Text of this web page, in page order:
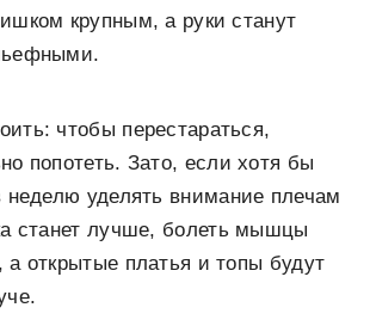
крупным, а руки станут
чтобы перестараться,
попотеть. Зато, если хотя бы
неделю уделять внимание плечам
станет лучше, болеть мышцы
открытые платья и топы будут